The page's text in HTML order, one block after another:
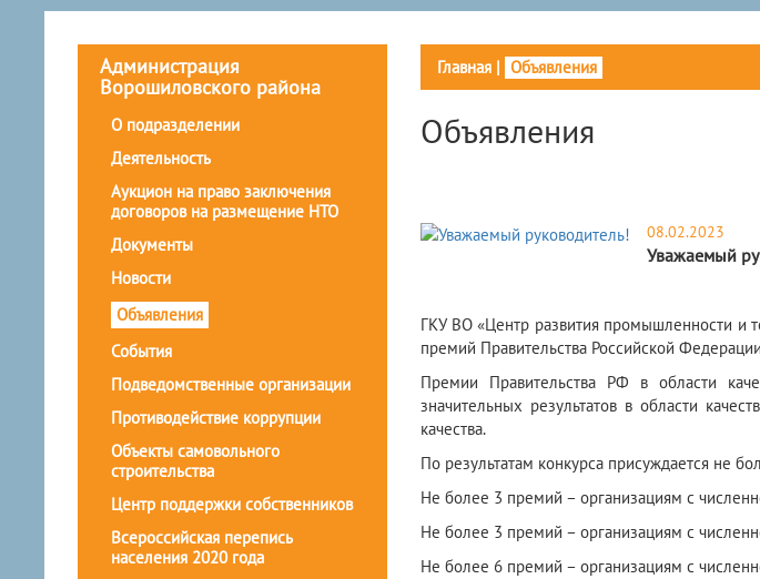
Администрация
Ворошиловского района
О подразделении
Деятельность
Аукцион на право заключения
договоров на размещение НТО
Документы
Новости
Объявления
События
Подведомственные организации
Противодействие коррупции
Объекты самовольного
строительства
Центр поддержки собственников
Всероссийская перепись
населения 2020 года
Главная| Объявления
Объявления
08.02.2023
Уважаемый
ГКУ ВО «Центр развития промышленности и
премий Правительства Российской
Премии Правительства РФ в области
значительных результатов в области
качества.
По результатам конкурса присуждается не
Не более 3 премий – организациям с
Не более 3 премий – организациям с
Не более 6 премий – организациям с